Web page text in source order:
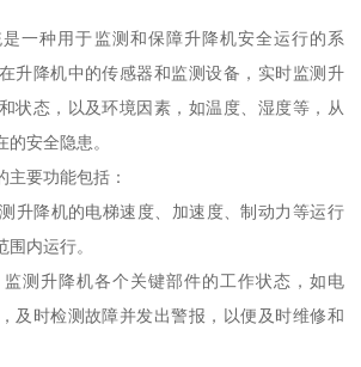
一种用于监测和保障升降机安全运行的系
升降机中的传感器和监测设备，实时监测升
状态，以及环境因素，如温度、湿度等，从
安全隐患。
主要功能包括：
升降机的电梯速度、加速度、制动力等运行
内运行。
测升降机各个关键部件的工作状态，如电
及时检测故障并发出警报，以便及时维修和